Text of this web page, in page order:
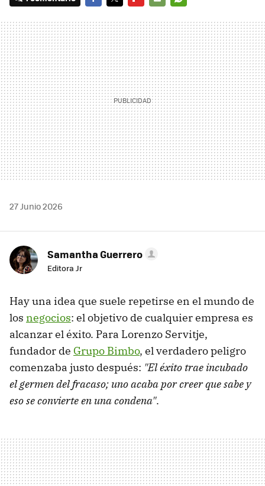
MAIL
27 Junio 2026
Samantha Guerrero
Editora Jr
Hay una idea que suele repetirse en el mundo de
los negocios: el objetivo de cualquier empresa es
alcanzar el éxito. Para Lorenzo Servitje,
fundador de Grupo Bimbo, el verdadero peligro
comenzaba justo después: "El éxito trae incubado
el germen del fracaso; uno acaba por creer que sabe y
eso se convierte en una condena".